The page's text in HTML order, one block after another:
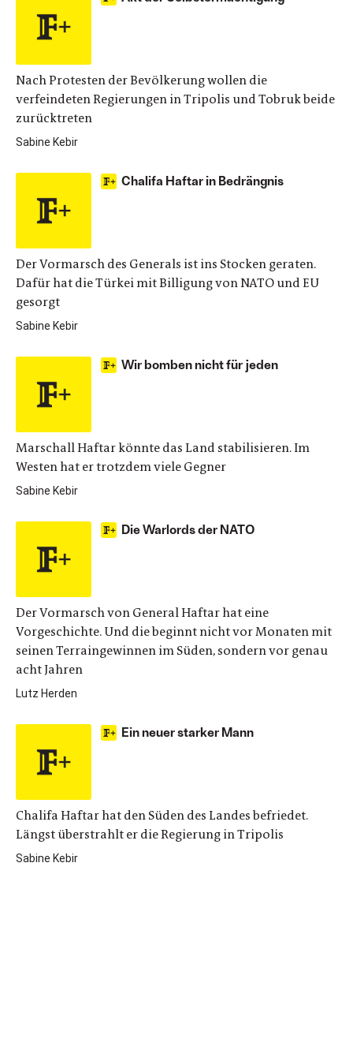
Nach Protesten der Bevölkerung wollen die
verfeindeten Regierungen in Tripolis und Tobruk beide
zurücktreten
Sabine Kebir
Chalifa Haftar in Bedrängnis
Der Vormarsch des Generals ist ins Stocken geraten.
Dafür hat die Türkei mit Billigung von NATO und EU
gesorgt
Sabine Kebir
Wir bomben nicht für jeden
Marschall Haftar könnte das Land stabilisieren. Im
Westen hat er trotzdem viele Gegner
Sabine Kebir
Die Warlords der NATO
Der Vormarsch von General Haftar hat eine
Vorgeschichte. Und die beginnt nicht vor Monaten mit
seinen Terraingewinnen im Süden, sondern vor genau
acht Jahren
Lutz Herden
Ein neuer starker Mann
Chalifa Haftar hat den Süden des Landes befriedet.
Längst überstrahlt er die Regierung in Tripolis
Sabine Kebir